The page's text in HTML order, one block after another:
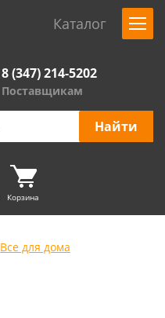
Каталог
8 (347) 214-5202
Поставщикам
Корзина
Все для дома